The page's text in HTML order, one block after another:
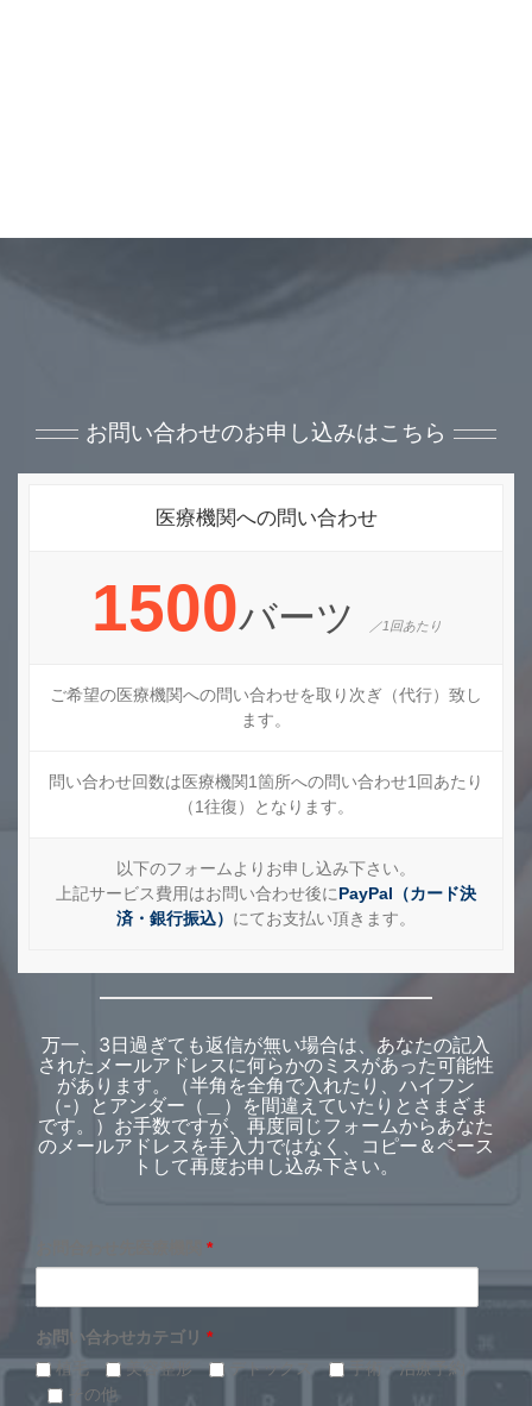
お問い合わせのお申し込みはこちら
医療機関への問い合わせ
1500バーツ ／1回あたり
ご希望の医療機関への問い合わせを取り次ぎ（代行）致し
ます。
問い合わせ回数は医療機関1箇所への問い合わせ1回あたり
（1往復）となります。
以下のフォームよりお申し込み下さい。
上記サービス費用はお問い合わせ後にPayPal（カード決
済・銀行振込） にてお支払い頂きます。
万一、3日過ぎても返信が無い場合は、あなたの記入
されたメールアドレスに何らかのミスがあった可能性
があります。（半角を全角で入れたり、ハイフン
（-）とアンダー（＿）を間違えていたりとさまざま
です。）お手数ですが、再度同じフォームからあなた
のメールアドレスを手入力ではなく、コピー＆ペース
トして再度お申し込み下さい。
*
お問い合わせカテゴリ *
植毛
美容整形 デトックス
手術・治療予約
その他